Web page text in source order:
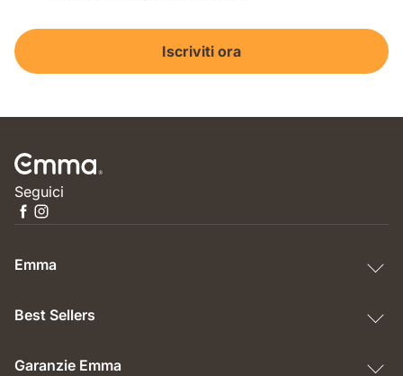
Iscriviti ora
Seguici
Emma
Best Sellers
Garanzie Emma